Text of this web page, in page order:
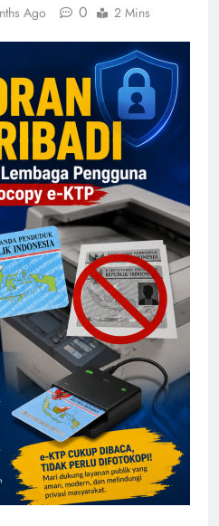
Ago 0 2 Mins